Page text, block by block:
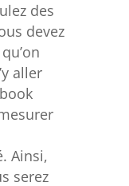
des
devez
aller
Ainsi,
serez